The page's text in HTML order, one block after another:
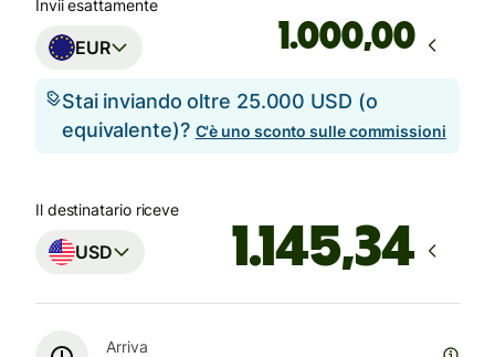
Invii esattamente
EUR ,00
Stai inviando oltre 25.000 USD (o
equivalente)? C'è uno sconto sulle commissioni
Il destinatario riceve
USD
Arriva